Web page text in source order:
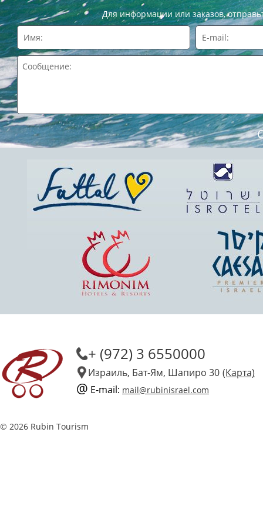
Для информации или заказов,
+ (972) 3 6550000
Израиль, Бат-Ям, Шапиро 30 (Карта)
@ E-mail: mail@rubinisrael.com
© 2026 Rubin Tourism